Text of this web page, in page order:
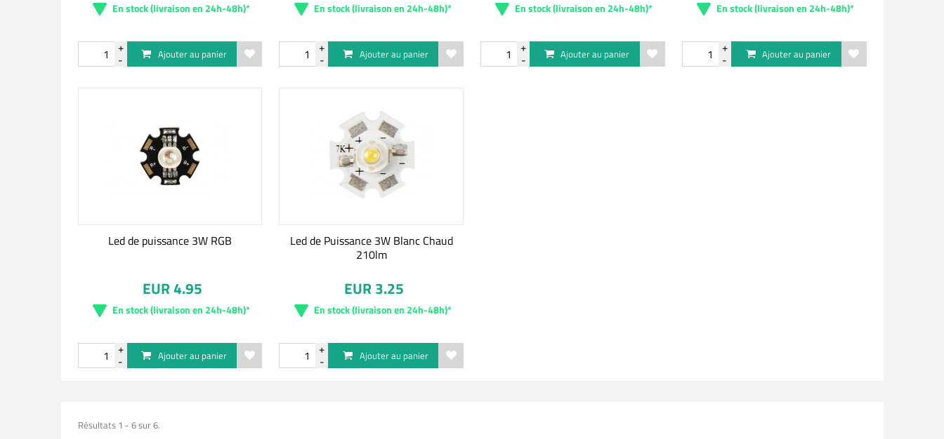
En stock (livraison en 24h-48h)*
Ajouter au panier
En stock (livraison en 24h-48h)*
Ajouter au panier
En stock (livraison en 24h-48h)*
Ajouter au panier
En stock (livraison en 24h-48h)*
Ajouter au panier
Led de puissance 3W RGB
EUR 4.95
En stock (livraison en 24h-48h)*
Ajouter au panier
Led de Puissance 3W Blanc Chaud
210lm
EUR 3.25
En stock (livraison en 24h-48h)*
Ajouter au panier
Résultats 1 - 6 sur 6.